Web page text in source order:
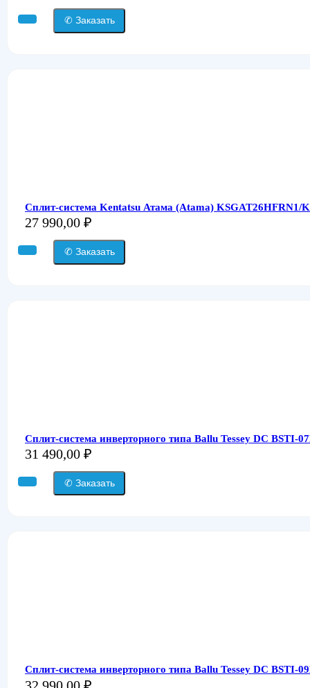
✆ Заказать
Сплит-система Kentatsu Атама (Atama) KSGAT26HFRN1/
27 990,00 ₽
✆ Заказать
Сплит-система инверторного типа Ballu Tessey DC BSTI-
31 490,00 ₽
✆ Заказать
Сплит-система инверторного типа Ballu Tessey DC BSTI-